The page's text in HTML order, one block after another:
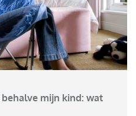
mijn kind: wat